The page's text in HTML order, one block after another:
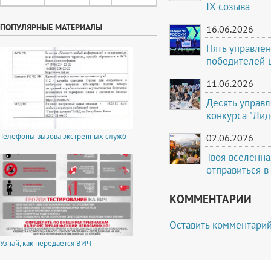
ПОПУЛЯРНЫЕ МАТЕРИАЛЫ
Телефоны вызова экстренных служб
Узнай, как передается ВИЧ
IX созыва
16.06.2026
Пять
победителей
11.06.2026
Десять
конкурса
02.06.2026
Твоя
отправиться
КОММЕНТАРИИ
Оставить